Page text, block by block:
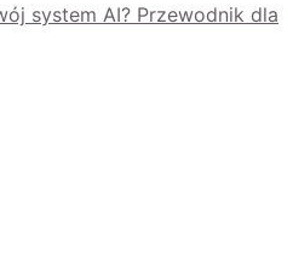
system AI? Przewodnik dla